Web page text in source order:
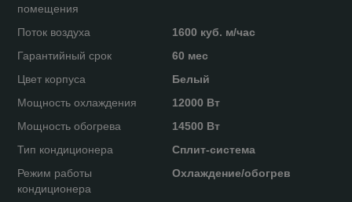
помещения
Поток воздуха
1600 куб. м/час
Гарантийный срок
60 мес
Цвет корпуса
Белый
Мощность охлаждения
12000 Вт
Мощность обогрева
14500 Вт
Тип кондиционера
Сплит-система
Режим работы
кондиционера
Охлаждение/обогрев